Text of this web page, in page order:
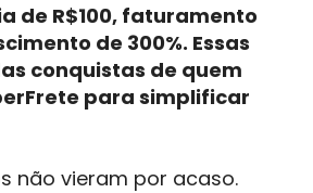
de R$100, faturamento
de 300%. Essas
conquistas de quem
para simplificar
não vieram por acaso.